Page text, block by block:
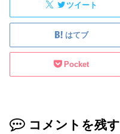
ツイート
はてブ
Pocket
コメントを残す